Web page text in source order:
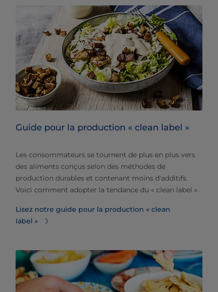
Guide pour la production « clean label »
Les consommateurs se tournent de plus en plus vers
des aliments conçus selon des méthodes de
production durables et contenant moins d'additifs.
Voici comment adopter la tendance du « clean label ».
Lisez notre guide pour la production « clean
label »